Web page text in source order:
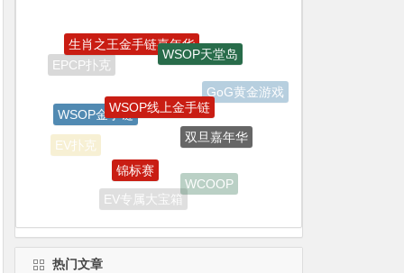
WSOP金手链明星趴
EV扑克战队
EV扑克
WSOP金手链
WSOP线上金手链
WCOOP
EV专属大宝箱
锦标赛
热门文章